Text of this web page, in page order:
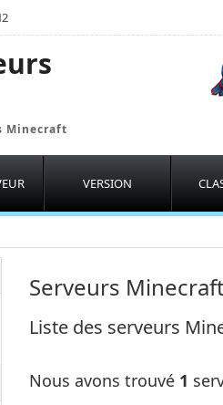
Minecraft
VERSION
Serveurs
Liste des serveurs
Nous avons trouvé 1